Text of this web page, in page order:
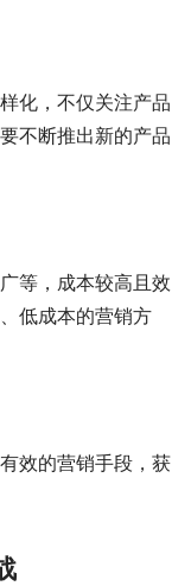
化，不仅关注产品
不断推出新的产品
等，成本较高且效
低成本的营销方
效的营销手段，获